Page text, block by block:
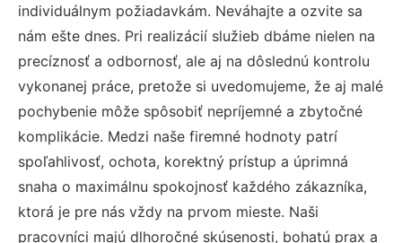
individuálnym požiadavkám. Neváhajte a ozvite sa
nám ešte dnes. Pri realizácií služieb dbáme nielen na
precíznosť a odbornosť, ale aj na dôslednú kontrolu
vykonanej práce, pretože si uvedomujeme, že aj malé
pochybenie môže spôsobiť nepríjemné a zbytočné
komplikácie. Medzi naše firemné hodnoty patrí
spoľahlivosť, ochota, korektný prístup a úprimná
snaha o maximálnu spokojnosť každého zákazníka,
ktorá je pre nás vždy na prvom mieste. Naši
pracovníci majú dlhoročné skúsenosti, bohatú prax a